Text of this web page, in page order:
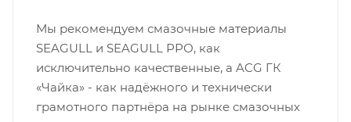
Мы рекомендуем смазочные материалы
SEAGULL и SEAGULL РРО, как
исключительно качественные, а ACG ГК
«Чайка» - как надёжного и технически
грамотного партнёра на рынке смазочных